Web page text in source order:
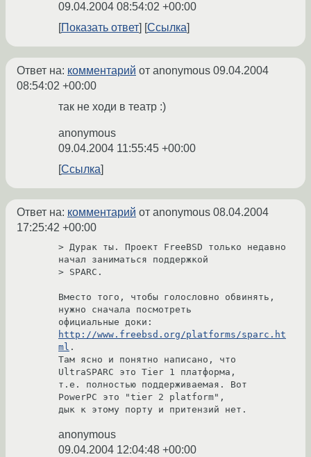
09.04.2004 08:54:02 +00:00
Показать ответ
Ссылка
Ответ на: комментарий от anonymous 09.04.2004
08:54:02 +00:00
так не ходи в театр :)
anonymous
09.04.2004 11:55:45 +00:00
Ссылка
Ответ на: комментарий от anonymous 08.04.2004
17:25:42 +00:00
> Дурак ты. Проект FreeBSD только недавно
начал заниматься поддержкой
> SPARC.
Вместо того, чтобы голословно обвинять,
нужно сначала посмотреть
http://www.freebsd.org/platforms/sparc.ht
ml .
Там ясно и понятно написано, что
UltraSPARC это Tier 1 платформа,
т.е. полностью поддерживаемая. Вот
PowerPC это "tier 2 platform",
anonymous
09.04.2004 12:04:48 +00:00